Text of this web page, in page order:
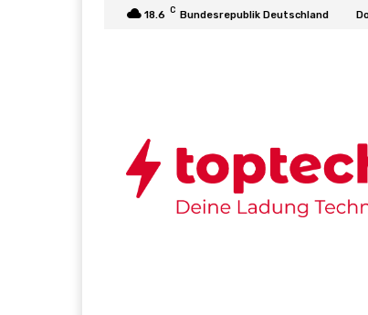
18.6 C Bundesrepublik Deutschland